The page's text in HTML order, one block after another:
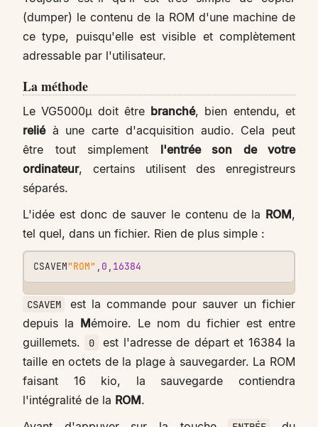
(dumper) le contenu de la ROM d'une machine de
ce type, puisqu'elle est visible et complètement
adressable par l'utilisateur.
La méthode
Le VG5000µ doit être branché, bien entendu, et
reliéà une carte d'acquisition audio. Cela peut
être tout simplement l'entrée son de votre
ordinateur, certains utilisent des enregistreurs
séparés.
L'idée est donc de sauver le contenu de la ROM,
tel quel, dans un fichier. Rien de plus simple :
CSAVEM"ROM" , 0 , 16384
CSAVEM
est la commande pour sauver un fichier
depuis la Mémoire. Le nom du fichier est entre
guillemets.
0
est l'adresse de départ et 16384 la
taille en octets de la plage à sauvegarder. La ROM
faisant 16 kio, la sauvegarde contiendra
l'intégralité de la ROM.